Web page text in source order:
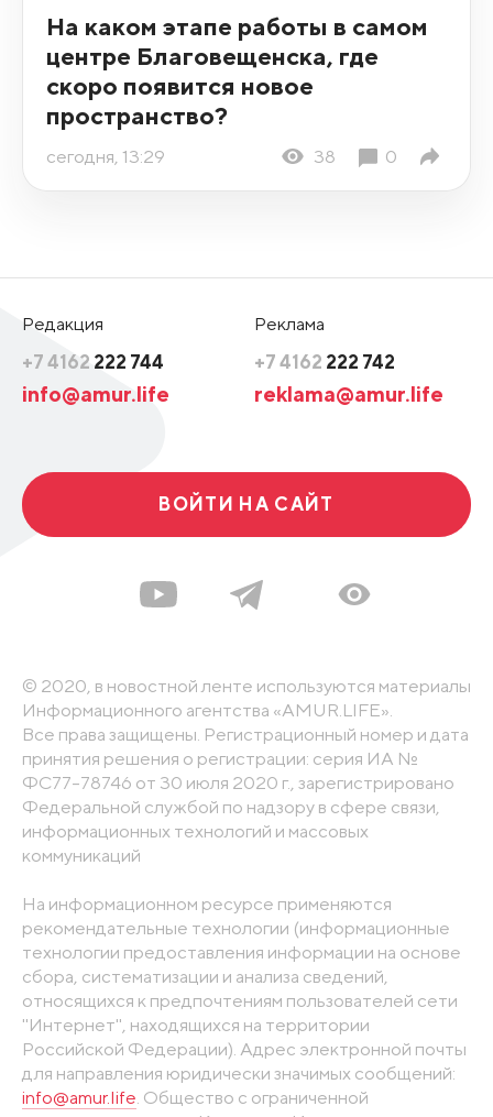
На каком этапе работы в самом
центре Благовещенска, где
скоро появится новое
пространство?
сегодня, 13:29 38 0
Редакция
+7 4162 222 744
info@amur.life
Реклама
+7 4162 222 742
reklama@amur.life
ВОЙТИ НА САЙТ
© 2020, в новостной ленте используются материалы
Информационного агентства «AMUR.LIFE».
Все права защищены. Регистрационный номер и дата
принятия решения о регистрации: серия ИА №
ФС77-78746 от 30 июля 2020 г., зарегистрировано
Федеральной службой по надзору в сфере связи,
информационных технологий и массовых
коммуникаций
На информационном ресурсе применяются
рекомендательные технологии (информационные
технологии предоставления информации на основе
сбора, систематизации и анализа сведений,
относящихся к предпочтениям пользователей сети
"Интернет", находящихся на территории
Российской Федерации). Адрес электронной почты
для направления юридически значимых сообщений:
info@amur.life. Общество с ограниченной